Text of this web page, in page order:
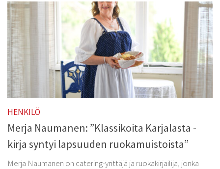
HENKILÖ
Merja Naumanen: ”Klassikoita Karjalasta -
kirja syntyi lapsuuden ruokamuistoista”
Merja Naumanen on catering-yrittäjä ja ruokakirjailija, jonka